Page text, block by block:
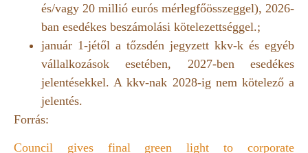
és/vagy 20 millió eurós mérlegfőösszeggel), 2026-
ban esedékes beszámolási kötelezettséggel.;
január 1-jétől a tőzsdén jegyzett kkv-k és egyéb
vállalkozások esetében, 2027-ben esedékes
jelentésekkel. A kkv-nak 2028-ig nem kötelező a
jelentés.
Forrás:
Council gives final green light to corporate